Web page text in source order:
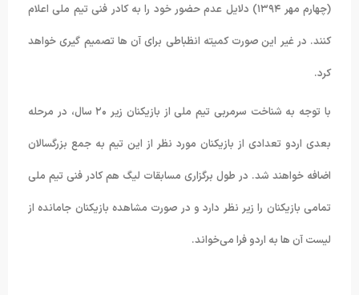
(چهارم مهر ۱۳۹۴) دلایل عدم حضور خود را به کادر فنی تیم ملی اعلام
کنند. در غیر این صورت کمیته انظباطی برای آن ها تصمیم گیری خواهد
کرد.
با توجه به شناخت سرمربی تیم ملی از بازیکنان زیر ۲۰ سال، در مرحله
بعدی اردو تعدادی از بازیکنان مورد نظر از این تیم به جمع بزرگسالان
اضافه خواهند شد. در طول برگزاری مسابقات لیگ هم کادر فنی تیم ملی
تمامی بازیکنان را زیر نظر دارد و در صورت مشاهده بازیکنان جامانده از
لیست آن ها به اردو فرا می‌خواند.